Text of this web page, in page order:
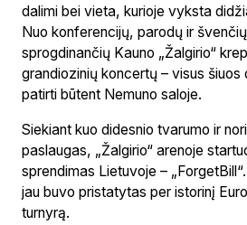
dalimi bei vieta, kurioje vyksta
Nuo konferencijų, parodų ir
sprogdinančių Kauno „Žalgirio“
grandiozinių koncertų – visus šiuos
patirti būtent Nemuno saloje.
Siekiant kuo didesnio tvarumo ir
paslaugas, „Žalgirio“ arenoje
sprendimas Lietuvoje –
jau buvo pristatytas per istorinį
turnyrą.